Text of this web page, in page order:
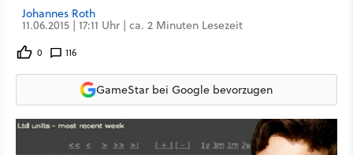
Johannes Roth
11.06.2015 | 17:11 Uhr | ca. 2 Minuten Lesezeit
0 116
GameStar bei Google bevorzugen